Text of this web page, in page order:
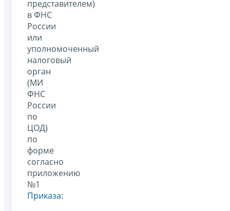
представителем)
в ФНС
России
или
уполномоченный
налоговый
орган
(МИ
ФНС
России
по
ЦОД)
по
форме
согласно
приложению
№1
Приказа: